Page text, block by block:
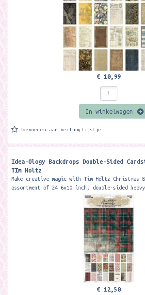
€ 10,99
In winkelwagen
Toevoegen aan verlanglijstje
Idea-Ology Backdrops Double-Sided
TIm Holtz
Make creative magic with Tim Holtz Christmas
assortment of 24 6x10 inch, double-sided
€ 12,50